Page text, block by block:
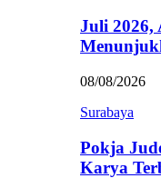
Juli 2026,
08/08/2026
Surabaya
Pokja
Karya